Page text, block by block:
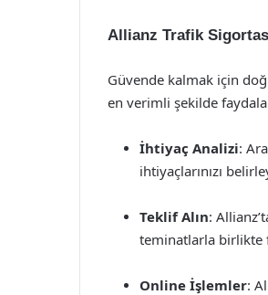
Allianz Trafik
Güvende kalmak için
en verimli şekilde
İhtiyaç Analizi:
ihtiyaçlarınızı
Teklif Alın:
teminatlarla birlikte
Online İşlemler: